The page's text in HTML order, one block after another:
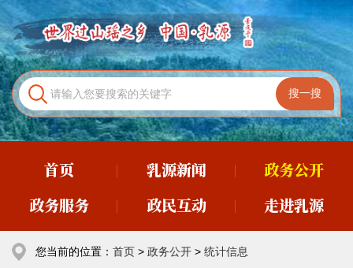
首页 乳源新闻
政务公开
政务服务
政民互动 走进乳源
您当前的位置： 首页 > 政务公开 > 统计信息